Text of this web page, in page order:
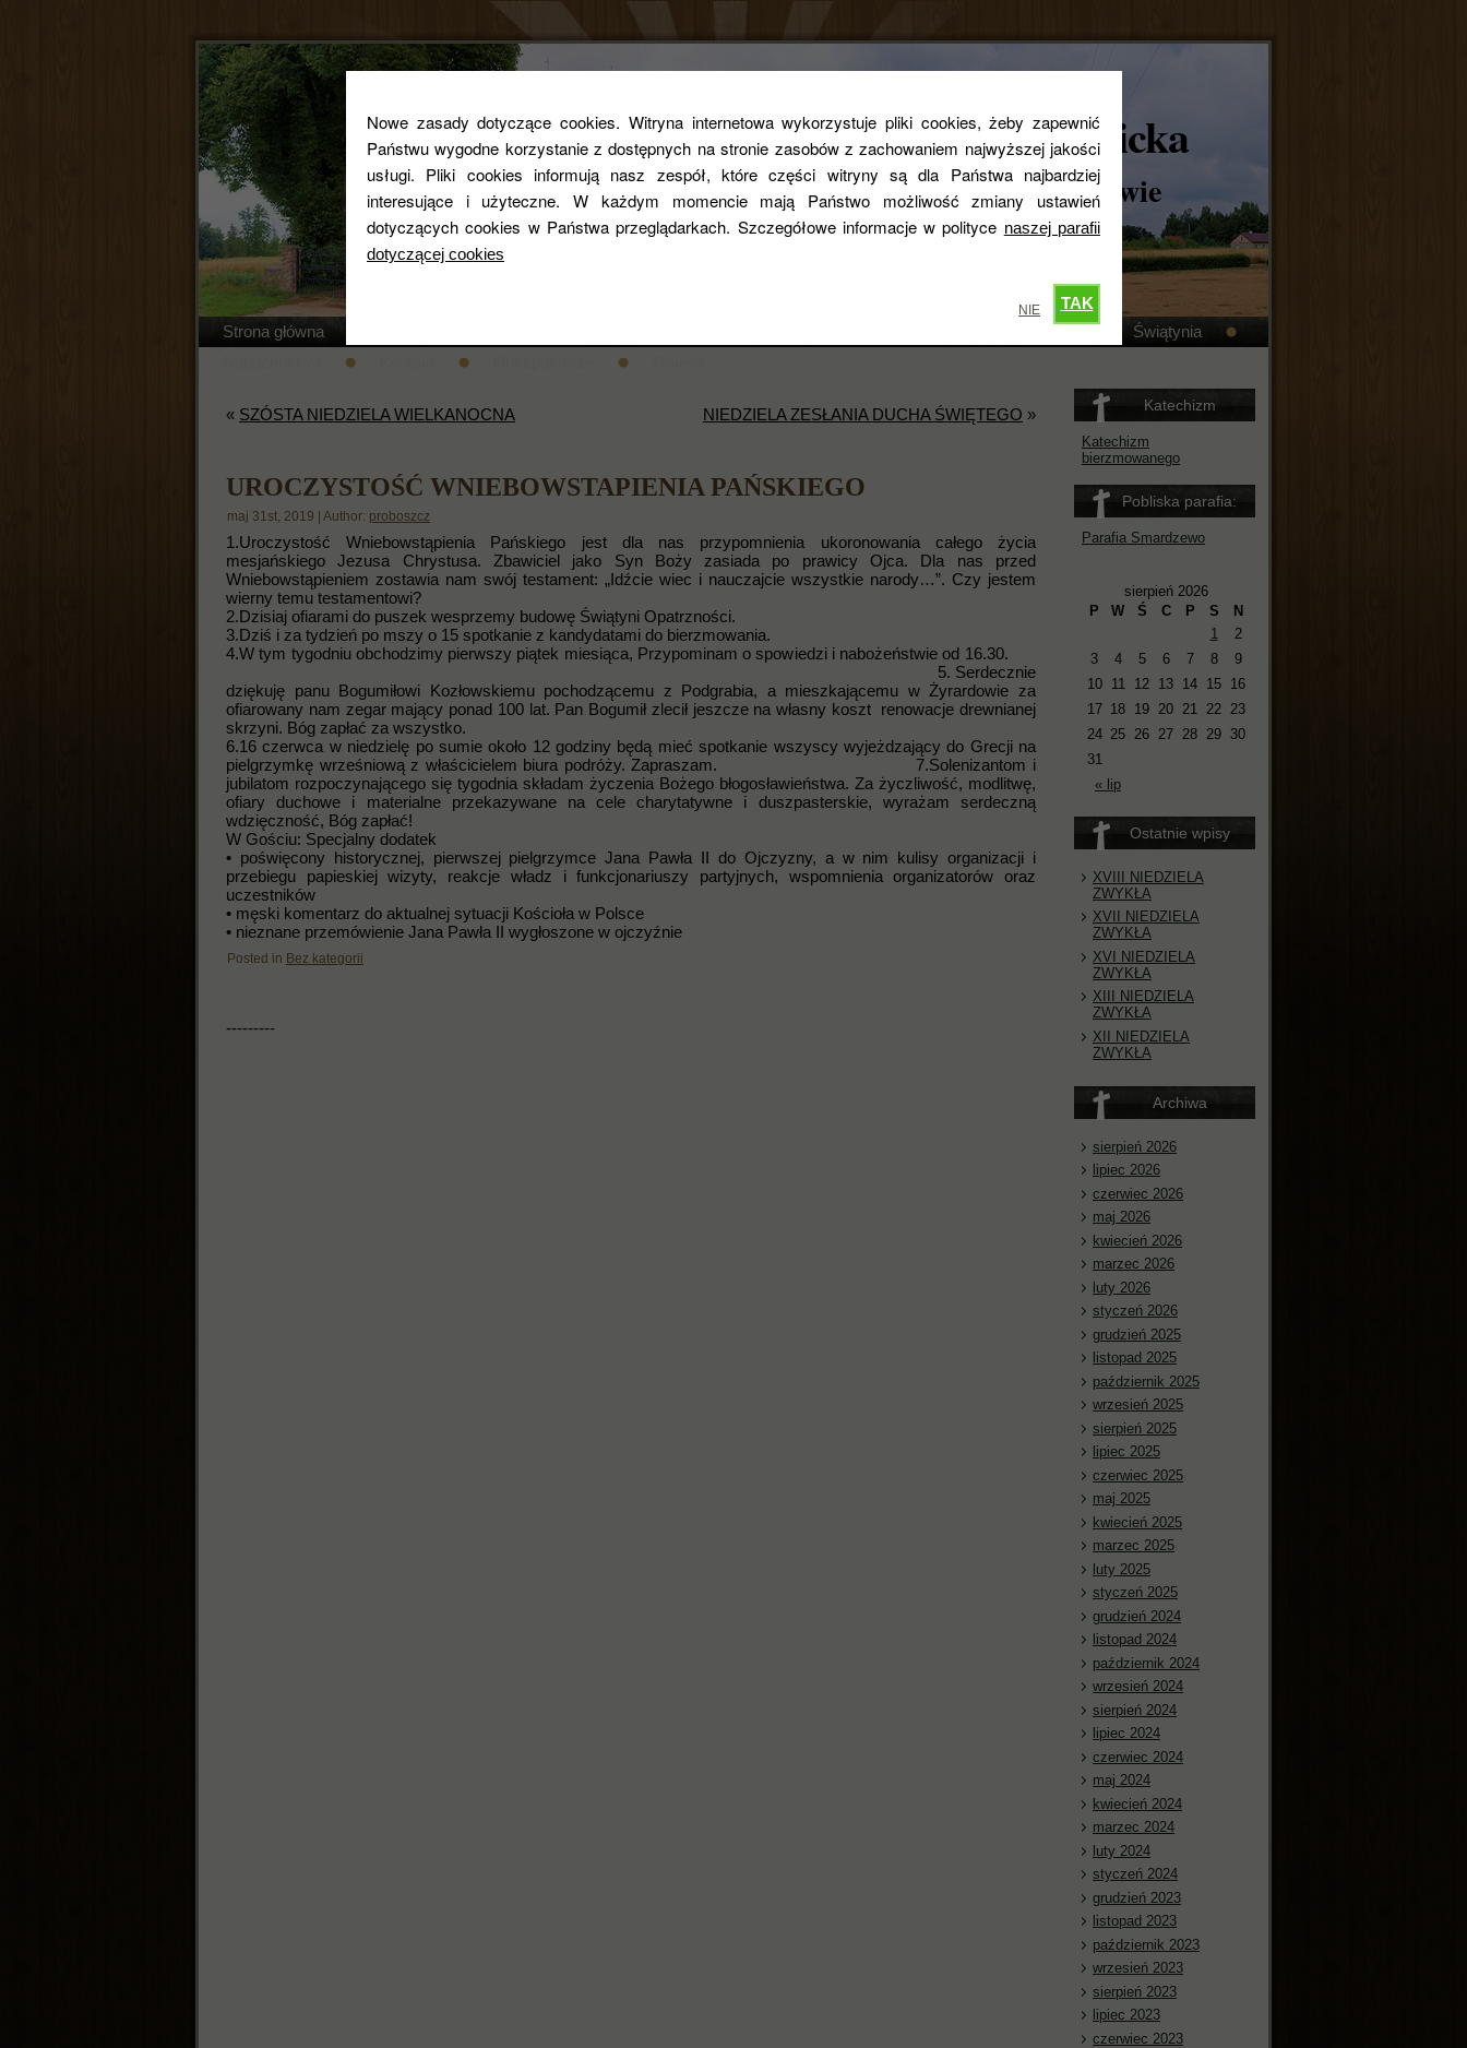
Nowe zasady dotyczące cookies. Witryna internetowa wykorzystuje pliki cookies, żeby zapewnić
Państwu wygodne korzystanie z dostępnych na stronie zasobów z zachowaniem najwyższej jakości
usługi. Pliki cookies informują nasz zespół, które części witryny są dla Państwa najbardziej
interesujące i użyteczne. W każdym momencie mają Państwo możliwość zmiany ustawień
dotyczących cookies w Państwa przeglądarkach. Szczegółowe informacje w polityce naszej parafii
dotyczącej cookies
TAK
NIE
Parafia rzymskokatolicka
pw. Św. Zygmunta w Królewie
Strona główna
Świątynia
« SZÓSTA NIEDZIELA WIELKANOCNA NIEDZIELA ZESŁANIA DUCHA ŚWIĘTEGO »
UROCZYSTOŚĆ WNIEBOWSTAPIENIA PAŃSKIEGO
maj 31st, 2019 | Author: proboszcz
1.Uroczystość Wniebowstąpienia Pańskiego jest dla nas przypomnienia ukoronowania całego życia
mesjańskiego Jezusa Chrystusa. Zbawiciel jako Syn Boży zasiada po prawicy Ojca. Dla nas przed
Wniebowstąpieniem zostawia nam swój testament: „Idźcie wiec i nauczajcie wszystkie narody…”. Czy jestem
wierny temu testamentowi?
2.Dzisiaj ofiarami do puszek wesprzemy budowę Świątyni Opatrzności.
3.Dziś i za tydzień po mszy o 15 spotkanie z kandydatami do bierzmowania.
4.W tym tygodniu obchodzimy pierwszy piątek miesiąca, Przypominam o spowiedzi i nabożeństwie od 16.30.
5. Serdecznie
dziękuję panu Bogumiłowi Kozłowskiemu pochodzącemu z Podgrabia, a mieszkającemu w Żyrardowie za
ofiarowany nam zegar mający ponad 100 lat. Pan Bogumił zlecił jeszcze na własny koszt renowacje drewnianej
skrzyni. Bóg zapłać za wszystko.
6.16 czerwca w niedzielę po sumie około 12 godziny będą mieć spotkanie wszyscy wyjeżdzający do Grecji na
pielgrzymkę wrześniową z właścicielem biura podróży. Zapraszam. 7.Solenizantom i
jubilatom rozpoczynającego się tygodnia składam życzenia Bożego błogosławieństwa. Za życzliwość, modlitwę,
ofiary duchowe i materialne przekazywane na cele charytatywne i duszpasterskie, wyrażam serdeczną
wdzięczność, Bóg zapłać!
W Gościu: Specjalny dodatek
• poświęcony historycznej, pierwszej pielgrzymce Jana Pawła II do Ojczyzny, a w nim kulisy organizacji i
przebiegu papieskiej wizyty, reakcje władz i funkcjonariuszy partyjnych, wspomnienia organizatorów oraz
uczestników
• męski komentarz do aktualnej sytuacji Kościoła w Polsce
• nieznane przemówienie Jana Pawła II wygłoszone w ojczyźnie
Posted in Bez kategorii
---------
Katechizm
Katechizm
bierzmowanego
Pobliska parafia:
Parafia Smardzewo
sierpień 2026
P
W Ś C P S N
« lip
1
2
3
4 5 6 7 8
9
10
11 12 13 14 15 16
17 18 19 20 21 22 23
24 25 26 27 28 29 30
31
Ostatnie wpisy
XVIII NIEDZIELA
ZWYKŁA
XVII NIEDZIELA
ZWYKŁA
XVI NIEDZIELA
ZWYKŁA
XIII NIEDZIELA
ZWYKŁA
XII NIEDZIELA
ZWYKŁA
Archiwa
sierpień 2026
lipiec 2026
czerwiec 2026
maj 2026
kwiecień 2026
marzec 2026
luty 2026
styczeń 2026
grudzień 2025
listopad 2025
październik 2025
wrzesień 2025
sierpień 2025
lipiec 2025
czerwiec 2025
maj 2025
kwiecień 2025
marzec 2025
luty 2025
styczeń 2025
grudzień 2024
listopad 2024
październik 2024
wrzesień 2024
sierpień 2024
lipiec 2024
czerwiec 2024
maj 2024
kwiecień 2024
marzec 2024
luty 2024
styczeń 2024
grudzień 2023
listopad 2023
październik 2023
wrzesień 2023
sierpień 2023
lipiec 2023
czerwiec 2023